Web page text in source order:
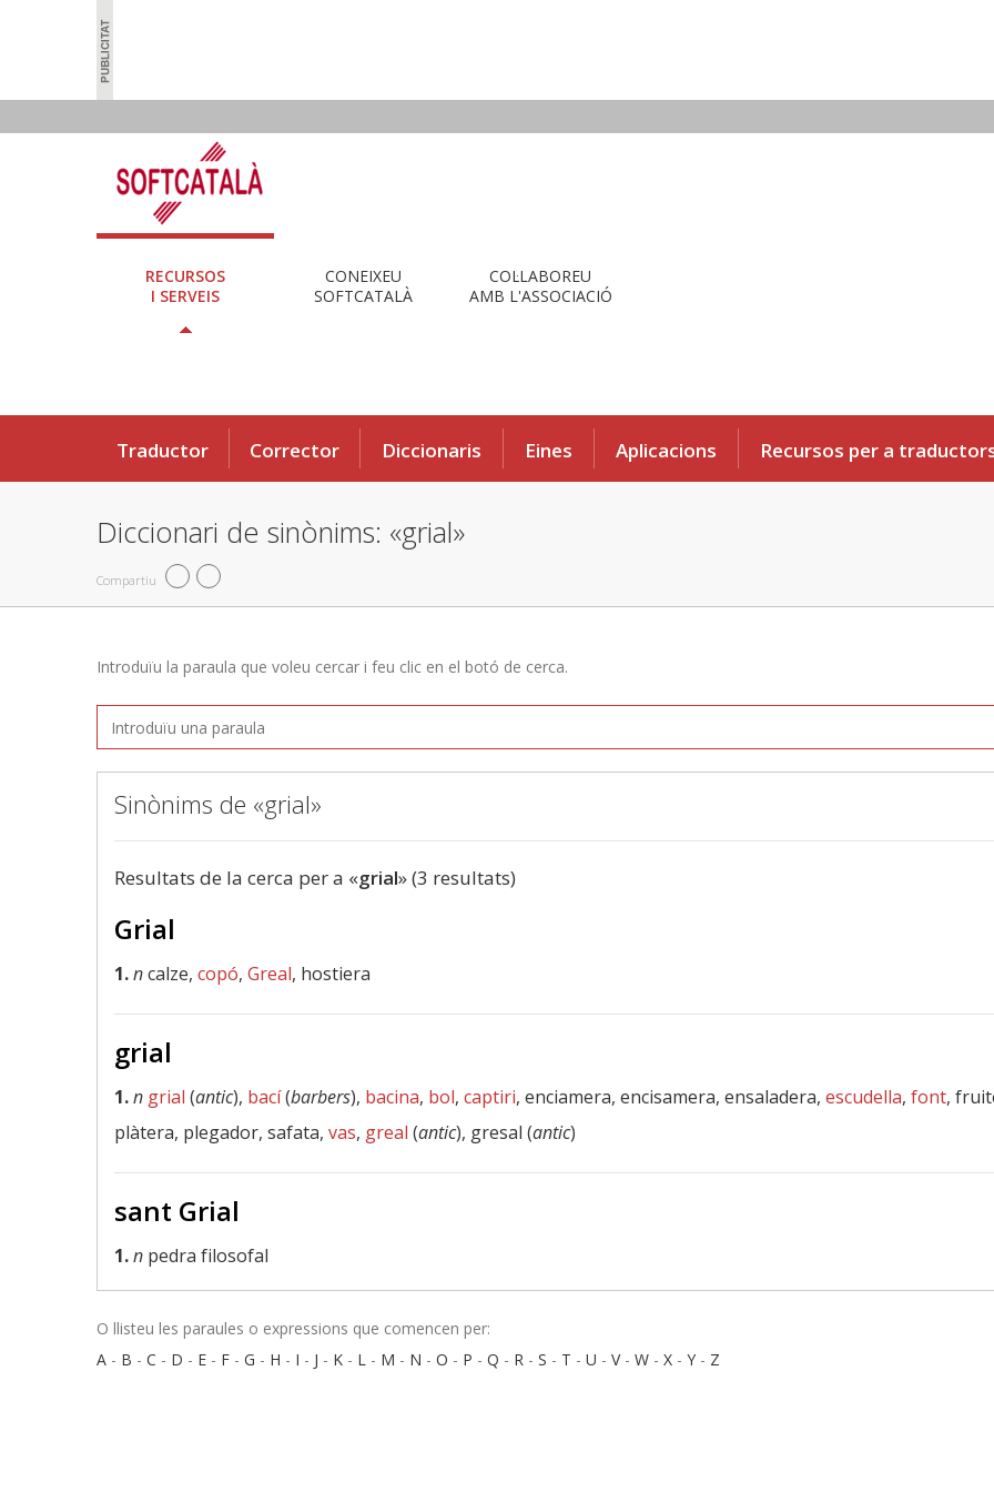
RECURSOS
I SERVEIS
CONEIXEU
SOFTCATALÀ
COL·LABOREU
AMB L'ASSOCIACIÓ
Traductor Corrector Diccionaris Eines Aplicacions Recursos per a
Diccionari de sinònims: «grial»
Compartiu
Introduïu la paraula que voleu cercar i feu clic en el botó de cerca.
Sinònims de «grial»
Resultats de la cerca per a «grial» (3 resultats)
Grial
1.ncalze, copó, Greal, hostiera
grial
1.n grial (antic), bací(barbers), bacina, bol, captiri, enciamera, encisamera, ensaladera, escudella, font,
plàtera, plegador, safata, vas, greal (antic), gresal (antic)
sant Grial
1.n pedra filosofal
O llisteu les paraules o expressions que comencen per:
A - B - C - D - E - F - G - H - I - J - K - L - M - N - O - P - Q - R - S - T - U - V- W - X - Y - Z